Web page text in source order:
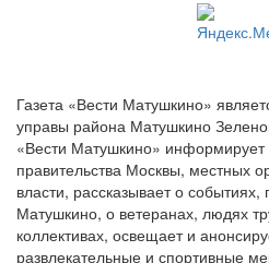
Газета «Вести Матушкино»
управы района Матушкино
«Вести Матушкино» информирует
правительства Москвы, местных
власти, рассказывает о
Матушкино, о ветеранах, людях
коллективах, освещает и
развлекательные и спортивные